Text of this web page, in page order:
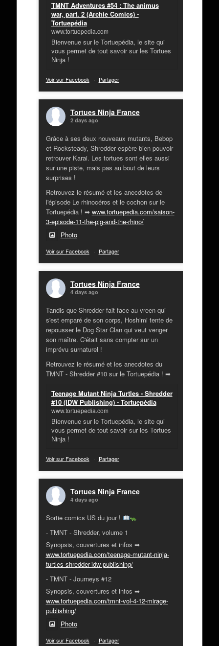
TMNT Adventures #54 : The animus
war, part. 2 (Archie Comics) -
Tortuepédia
www.tortuepedia.com
Bienvenue sur le Tortuepédia, le site qui
vous permet de tout savoir sur les Tortues
Ninja !
Voir sur Facebook · Partager
Tortues Ninja France
2 days ago
Grâce à ses deux nouveaux mutants, Bebop
et Rocksteady, Shredder espère bien pouvoir
retrouver Karai. Les tortues sont elles aussi
sur une piste, mais pas au bout de leurs
surprises !
Retrouvez le résumé et les anecdotes de
l'épisode Le rhinocéros et le cochon sur le
Tortuepédia ! ➡ www.tortuepedia.com/saison-
3-episode-11-the-pig-and-the-rhino/
Photo
Voir sur Facebook · Partager
Tortues Ninja France
4 days ago
Tandis que Shredder fait face au vreen qui
s'est emparé de son corps, Hoshimi tente de
repousser le Dog Star Clan qui veut venger
son maître. C'était sans compter sur un
imprévu surnaturel !
Retrouvez le résumé et les anecdotes du
TMNT - Shredder #10 sur le Tortuepédia ! ➡
Teenage Mutant Ninja Turtles - Shredder
#10 (IDW Publishing) - Tortuepédia
www.tortuepedia.com
Bienvenue sur le Tortuepédia, le site qui
vous permet de tout savoir sur les Tortues
Ninja !
Voir sur Facebook · Partager
Tortues Ninja France
4 days ago
Sortie comics US du jour !
- TMNT - Shredder, volume 1
Synopsis, couvertures et infos ➡
www.tortuepedia.com/teenage-mutant-ninja-
turtles-shredder-idw-publishing/
- TMNT - Journeys #12
Synopsis, couvertures et infos ➡
www.tortuepedia.com/tmnt-vol-4-12-mirage-
publishing/
Photo
Voir sur Facebook · Partager